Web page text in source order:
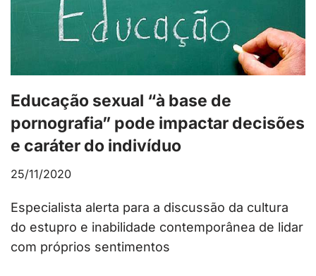
Educação sexual “à base de
pornografia” pode impactar decisões
e caráter do indivíduo
25/11/2020
Especialista alerta para a discussão da cultura
do estupro e inabilidade contemporânea de lidar
com próprios sentimentos